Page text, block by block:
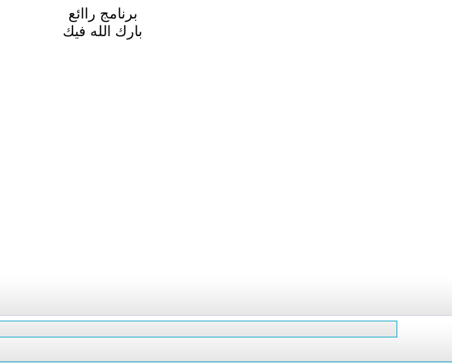
برنامج راائع
بارك الله فيك